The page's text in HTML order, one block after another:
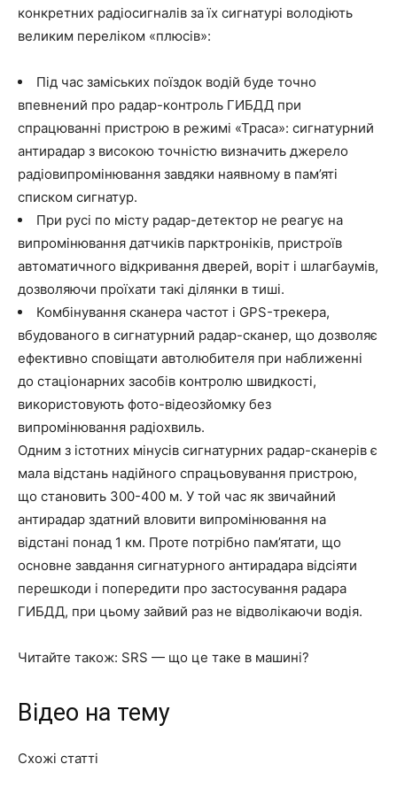
конкретних радіосигналів за їх сигнатурі володіють
великим переліком «плюсів»:
Під час заміських поїздок водій буде точно
впевнений про радар-контроль ГИБДД при
спрацюванні пристрою в режимі «Траса»: сигнатурний
антирадар з високою точністю визначить джерело
радіовипромінювання завдяки наявному в пам’яті
списком сигнатур.
При русі по місту радар-детектор не реагує на
випромінювання датчиків парктроніків, пристроїв
автоматичного відкривання дверей, воріт і шлагбаумів,
дозволяючи проїхати такі ділянки в тиші.
Комбінування сканера частот і GPS-трекера,
вбудованого в сигнатурний радар-сканер, що дозволяє
ефективно сповіщати автолюбителя при наближенні
до стаціонарних засобів контролю швидкості,
використовують фото-відеозйомку без
випромінювання радіохвиль.
Одним з істотних мінусів сигнатурних радар-сканерів є
мала відстань надійного спрацьовування пристрою,
що становить 300-400 м. У той час як звичайний
антирадар здатний вловити випромінювання на
відстані понад 1 км. Проте потрібно пам’ятати, що
основне завдання сигнатурного антирадара відсіяти
перешкоди і попередити про застосування радара
ГИБДД, при цьому зайвий раз не відволікаючи водія.
Читайте також: SRS — що це таке в машині?
Відео на тему
Схожі статті